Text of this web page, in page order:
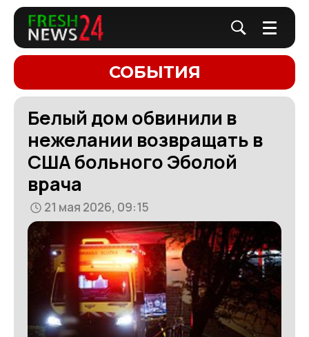
СОБЫТИЯ
Белый дом обвинили в
нежелании возвращать в
США больного Эболой
врача
21 мая 2026, 09:15